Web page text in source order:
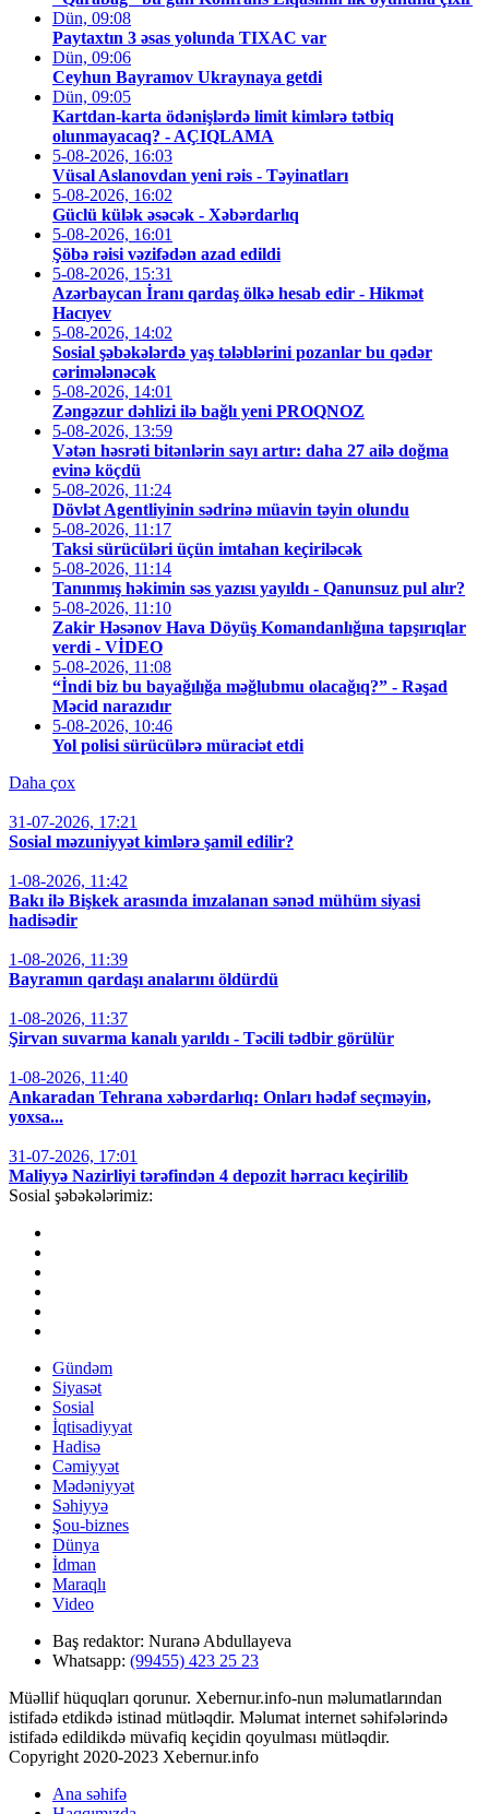
Dün, 09:08
Paytaxtın 3 əsas yolunda TIXAC var
Dün, 09:06
Ceyhun Bayramov Ukraynaya getdi
Dün, 09:05
Kartdan-karta ödənişlərdə limit kimlərə tətbiq
olunmayacaq? - AÇIQLAMA
5-08-2026, 16:03
Vüsal Aslanovdan yeni rəis - Təyinatları
5-08-2026, 16:02
Güclü külək əsəcək - Xəbərdarlıq
5-08-2026, 16:01
Şöbə rəisi vəzifədən azad edildi
5-08-2026, 15:31
Azərbaycan İranı qardaş ölkə hesab edir - Hikmət
Hacıyev
5-08-2026, 14:02
Sosial şəbəkələrdə yaş tələblərini pozanlar bu qədər
cərimələnəcək
5-08-2026, 14:01
Zəngəzur dəhlizi ilə bağlı yeni PROQNOZ
5-08-2026, 13:59
Vətən həsrəti bitənlərin sayı artır: daha 27 ailə doğma
evinə köçdü
5-08-2026, 11:24
Dövlət Agentliyinin sədrinə müavin təyin olundu
5-08-2026, 11:17
Taksi sürücüləri üçün imtahan keçiriləcək
5-08-2026, 11:14
Tanınmış həkimin səs yazısı yayıldı - Qanunsuz pul alır?
5-08-2026, 11:10
Zakir Həsənov Hava Döyüş Komandanlığına tapşırıqlar
verdi - VİDEO
5-08-2026, 11:08
“İndi biz bu bayağılığa məğlubmu olacağıq?” - Rəşad
Məcid narazıdır
5-08-2026, 10:46
Yol polisi sürücülərə müraciət etdi
Daha çox
31-07-2026, 17:21
Sosial məzuniyyət kimlərə şamil edilir?
1-08-2026, 11:42
Bakı ilə Bişkek arasında imzalanan sənəd mühüm siyasi
hadisədir
1-08-2026, 11:39
Bayramın qardaşı analarını öldürdü
1-08-2026, 11:37
Şirvan suvarma kanalı yarıldı - Təcili tədbir görülür
1-08-2026, 11:40
Ankaradan Tehrana xəbərdarlıq: Onları hədəf seçməyin,
yoxsa...
31-07-2026, 17:01
Maliyyə Nazirliyi tərəfindən 4 depozit hərracı keçirilib
Sosial şəbəkələrimiz:
Gündəm
Siyasət
Sosial
İqtisadiyyat
Hadisə
Cəmiyyət
Mədəniyyət
Səhiyyə
Şou-biznes
Dünya
İdman
Maraqlı
Video
Baş redaktor: Nuranə Abdullayeva
Whatsapp: (99455) 423 25 23
Müəllif hüquqları qorunur. Xebernur.info-nun məlumatlarından
istifadə etdikdə istinad mütləqdir. Məlumat internet səhifələrində
istifadə edildikdə müvafiq keçidin qoyulması mütləqdir.
Copyright 2020-2023 Xebernur.info
Ana səhifə